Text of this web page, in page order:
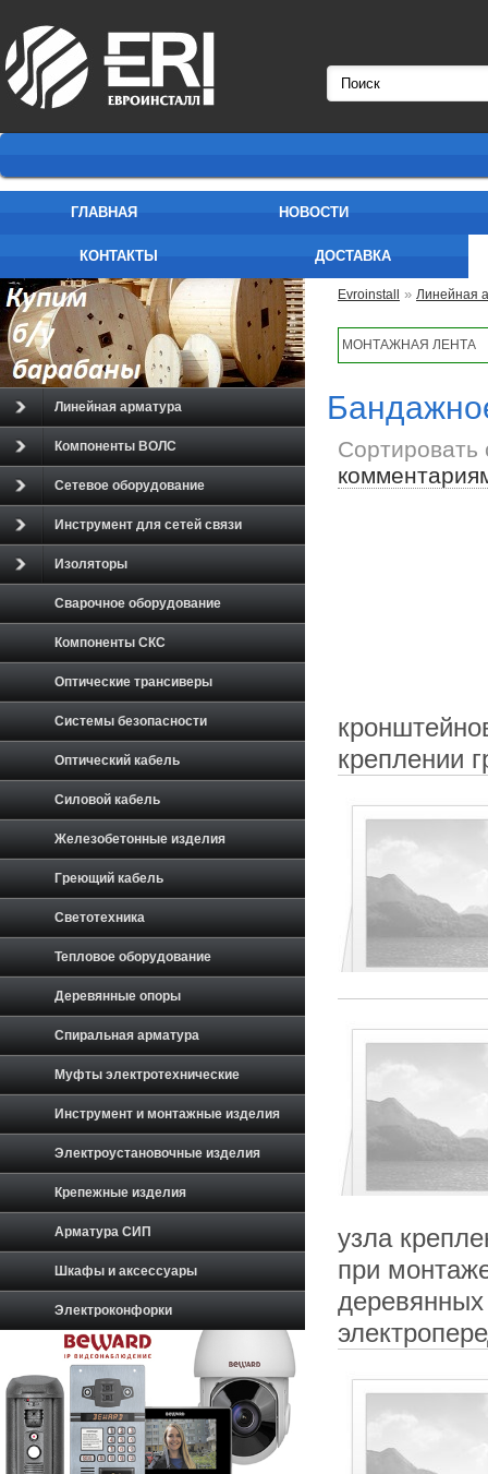
ГЛАВНАЯ НОВОСТИ
КОНТАКТЫ ДОСТАВКА
Evroinstall » Линейная
МОНТАЖНАЯ ЛЕНТА
Сортировать
креплении
узла
при
Линейная арматура
Компоненты ВОЛС
Сетевое оборудование
Инструмент для сетей связи
Изоляторы
Сварочное оборудование
Компоненты СКС
Оптические трансиверы
Системы безопасности
Оптический кабель
Силовой кабель
Железобетонные изделия
Греющий кабель
Светотехника
Тепловое оборудование
Деревянные опоры
Спиральная арматура
Муфты электротехнические
Инструмент и монтажные изделия
Электроустановочные изделия
Крепежные изделия
Арматура СИП
Шкафы и аксессуары
Электроконфорки